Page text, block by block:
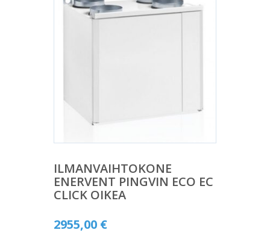
ILMANVAIHTOKONE
ENERVENT PINGVIN ECO EC
CLICK OIKEA
2955,00 €